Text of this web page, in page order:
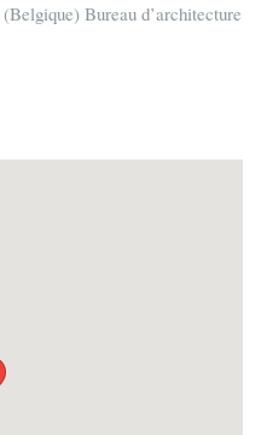
Bureau d’architecture